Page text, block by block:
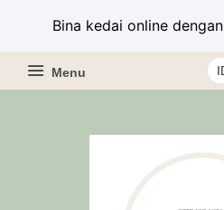
Bina kedai online dengan
Menu